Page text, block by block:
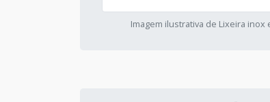
Imagem ilustrativa de Lixeira inox